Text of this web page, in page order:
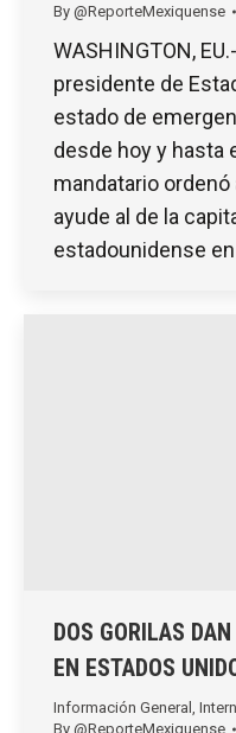
By @ReporteMexiquense
WASHINGTON,
presidente de
estado de
desde hoy y hasta
mandatario
ayude al de la
estadounidense
DOS GORILAS
EN ESTADOS
Información General ,
By @ReporteMexiquense